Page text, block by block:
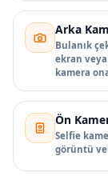
Arka
Bulanık
ekran
kamera
Ön
Selfie
görüntü